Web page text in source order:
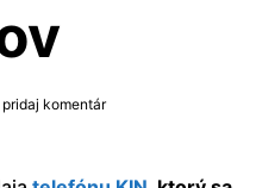
pridaj komentár